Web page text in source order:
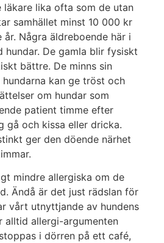
läkare lika ofta som de utan
samhället minst 10 000 kr
Några äldreboende här i
hundar. De gamla blir fysiskt
bättre. De minns sin
kan ge tröst och
om hundar som
patient timme efter
gå och kissa eller dricka.
ger den döende närhet
mindre allergiska om de
Ändå är det just rädslan för
vårt utnyttjande av hundens
alltid allergi-argumenten
i dörren på ett café,